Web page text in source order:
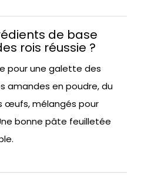
de base
rois réussie ?
pour une galette des
amandes en poudre, du
œufs, mélangés pour
bonne pâte feuilletée